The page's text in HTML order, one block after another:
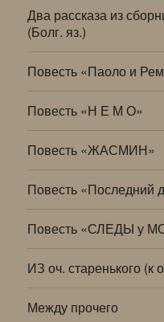
Два рассказа из
(Болг. яз.)
Повесть «Паоло и
Повесть «Н Е М О»
Повесть «ЖАСМИН»
Повесть «Последний
Повесть «СЛЕДЫ у
ИЗ оч. старенького
Между прочего